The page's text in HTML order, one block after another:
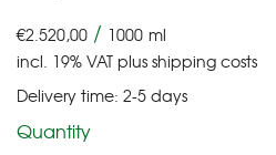
€2.520,00 / 1000 ml
incl. 19% VATplusshipping costs
Delivery time: 2-5 days
Quantity